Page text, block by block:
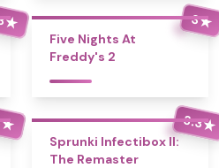
★ 3★
Five Nights At
Freddy's 2
★ 3.3★
Sprunki Infectibox II:
The Remaster